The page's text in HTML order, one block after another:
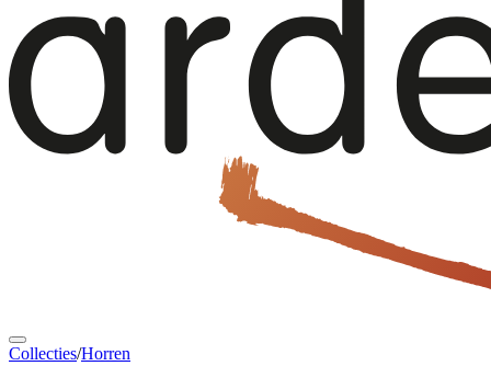
Collecties/Horren